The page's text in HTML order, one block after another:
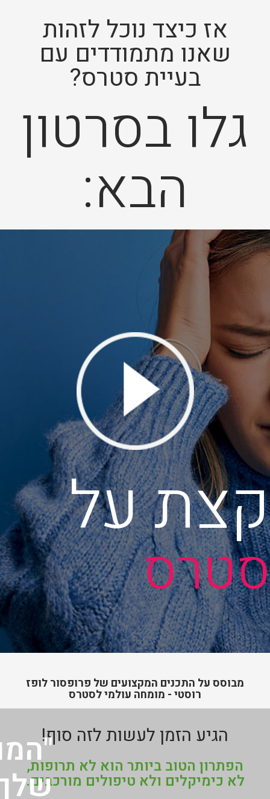
אז כיצד נוכל לזהות
שאנו מתמודדים עם
בעיית סטרס?
גלו בסרטון
הבא:
קצת על
סטרס
מבוסס על התכנים המקצועים של פרופסור לופז
רוסטי - מומחה עולמי לסטרס
הגיע הזמן לעשות לזה סוף!
הפתרון הטוב ביותר הוא לא תרופות,
לא כימיקלים ולא טיפולים מורכבים.